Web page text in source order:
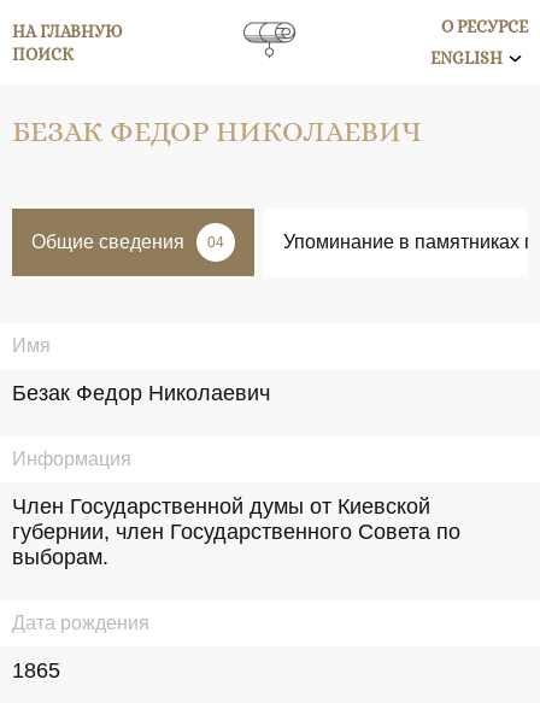
НА ГЛАВНУЮ
ПОИСК
О РЕСУРСЕ
ENGLISH
БЕЗАК ФЕДОР НИКОЛАЕВИЧ
Общие сведения 04 Упоминание в памятниках
Имя
Безак Федор Николаевич
Информация
Член Государственной думы от Киевской
губернии, член Государственного Совета по
выборам.
Дата рождения
1865